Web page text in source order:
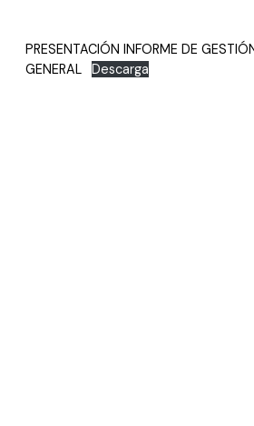
PRESENTACIÓN INFORME DE
GENERAL
Descarga